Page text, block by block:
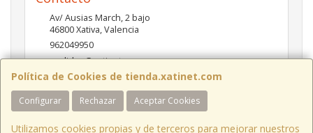
Política de Cookies de tienda.xatinet.com
Configurar Rechazar Aceptar Cookies
Utilizamos cookies propias y de terceros para mejorar nuestros
Av/ Ausias March, 2 bajo
46800Xativa,Valencia
962049950
pedidos@xatinet.com
Horario
9-13:30 16:30-19:30